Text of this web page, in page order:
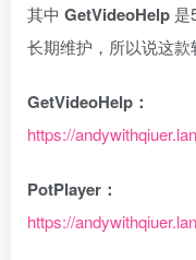
其中 GetVideoHelp 是
长期维护，所以说这款
GetVideoHelp：
https://
PotPlayer：
https://